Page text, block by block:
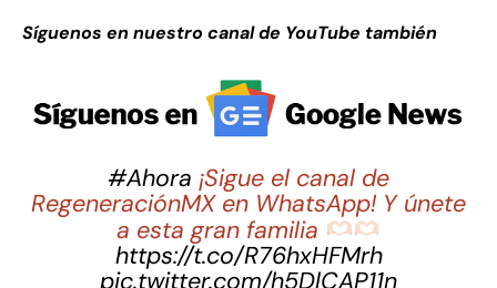
Síguenos en nuestro canal de YouTube también
#Ahora ¡Sigue el canal de
RegeneraciónMX en WhatsApp! Y únete
a esta gran familia
https://t.co/R76hxHFMrh
pic.twitter.com/h5DlCAP11n